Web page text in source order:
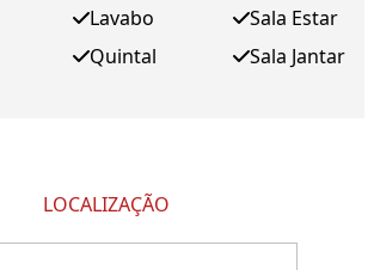
Lavabo
Quintal
Sala Estar
Sala Jantar
LOCALIZAÇÃO